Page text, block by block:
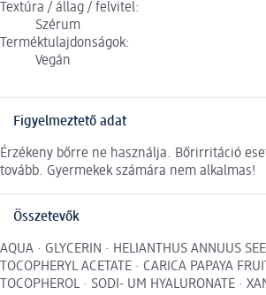
Textúra / állag / felvitel:
Szérum
Terméktulajdonságok:
Vegán
Figyelmeztető adat
Érzékeny bőrre ne használja. Bőrirritáció
tovább. Gyermekek számára nem alkalmas!
Összetevők
AQUA · GLYCERIN · HELIANTHUS ANNUUS
TOCOPHERYL ACETATE · CARICA PAPAYA
TOCOPHEROL · SODI- UM HYALURONATE ·